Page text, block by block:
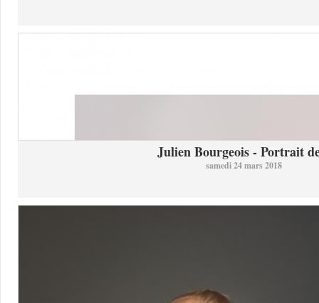
Julien Bourgeois - Portrait
samedi 24 mars 2018